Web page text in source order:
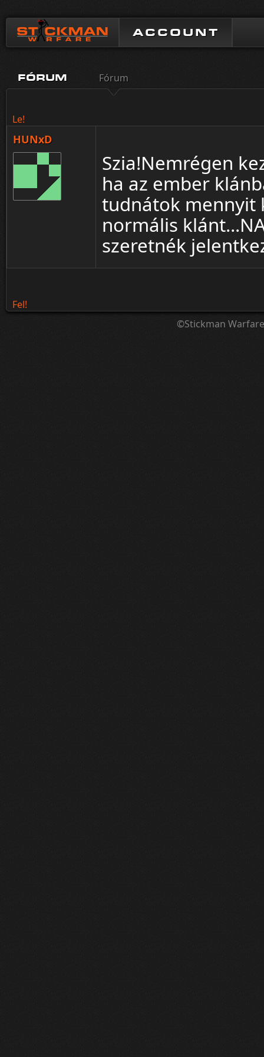
ACCOUNT
FÓRUM Fórum
Le!
HUNxD
Szia!Nemrégen
ha az ember
tudnátok mennyit
normális
szeretnék
Fel!
©Stickman Warfare